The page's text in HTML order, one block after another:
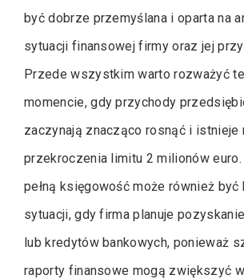
być dobrze przemyślana i oparta na
sytuacji finansowej firmy oraz jej
Przede wszystkim warto rozważyć
momencie, gdy przychody
zaczynają znacząco rosnąć i istnieje
przekroczenia limitu 2 milionów
pełną księgowość może również
sytuacji, gdy firma planuje
lub kredytów bankowych, ponieważ
raporty finansowe mogą zwiększyć